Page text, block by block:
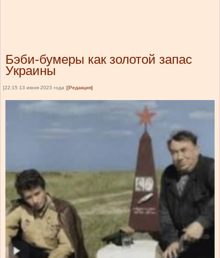
Бэби-бумеры как золотой запас
Украины
[22:15 13 июня 2023 года ] [Редакция]